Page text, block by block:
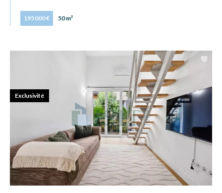
195 000 € 50 m²
Exclusivité